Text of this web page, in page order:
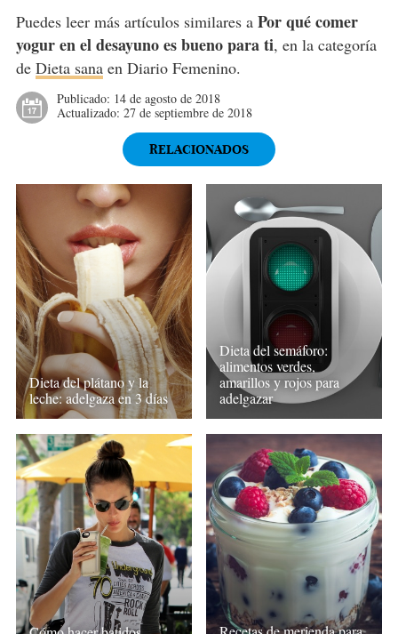
Puedes leer más artículos similares a Por qué comer
yogur en el desayuno es bueno para ti, en la categoría
de Dieta sanaen Diario Femenino.
Publicado: 14 de agosto de 2018
Actualizado: 27 de septiembre de 2018
RELACIONADOS
Dieta del plátano y la
leche: adelgaza en 3 días
Dieta del semáforo:
alimentos verdes,
amarillos y rojos para
adelgazar